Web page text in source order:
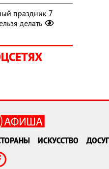
праздник 7
делать
ИСКУССТВО ДОСУГ